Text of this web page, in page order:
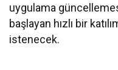
uygulama
başlayan hızlı bir
istenecek.